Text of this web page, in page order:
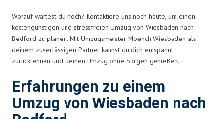
Worauf wartest du noch? Kontaktiere uns noch heute, um einen
kostengünstigen und stressfreien Umzug von Wiesbaden nach
Bedford zu planen. Mit Umzugsmeister Moench Wiesbaden als
deinem zuverlässigen Partner kannst du dich entspannt
zurücklehnen und deinen Umzug ohne Sorgen genießen.
Erfahrungen zu einem
Umzug von Wiesbaden nach